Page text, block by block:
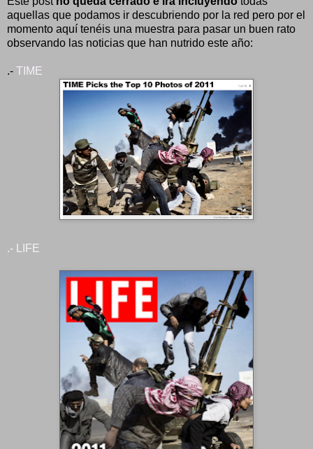
aquellas que podamos ir descubriendo por la red pero por el
momento aquí tenéis una muestra para pasar un buen rato
observando las noticias que han nutrido este año:
.- TIME
.- LIFE